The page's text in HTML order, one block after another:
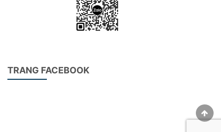
TRANG FACEBOOK